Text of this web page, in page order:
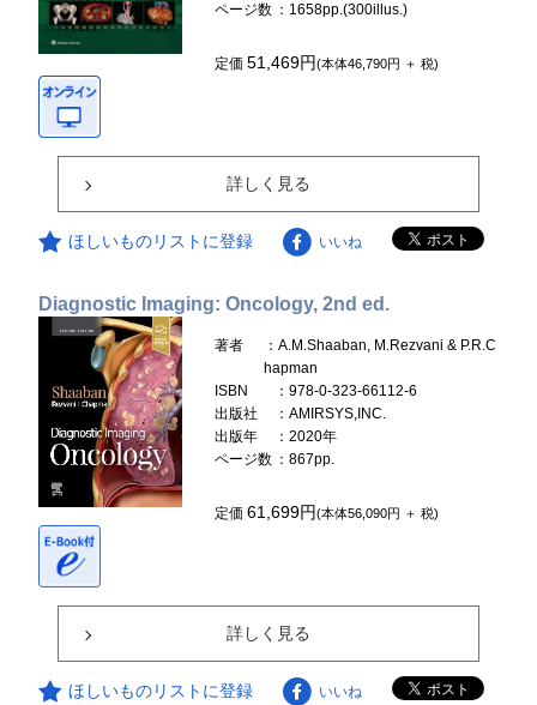
ページ数 ：1658pp.(300illus.)
定価51,469円(本体46,790円 ＋ 税)
詳しく見る
ほしいものリストに登録 いいね
Diagnostic Imaging: Oncology, 2nd ed.
著者
：A.M.Shaaban, M.Rezvani & P.R.C
hapman
ISBN
：978-0-323-66112-6
出版社
：AMIRSYS,INC.
出版年
：2020年
ページ数 ：867pp.
定価61,699円(本体56,090円 ＋ 税)
詳しく見る
ほしいものリストに登録 いいね